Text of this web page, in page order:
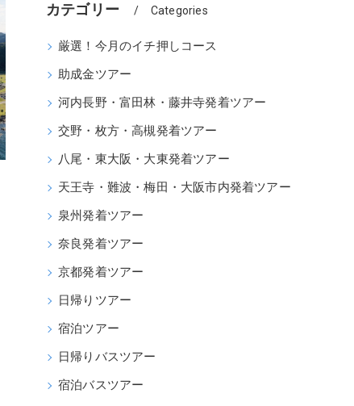
カテゴリー Categories
厳選！今月のイチ押しコース
助成金ツアー
河内長野・富田林・藤井寺発着ツアー
交野・枚方・高槻発着ツアー
八尾・東大阪・大東発着ツアー
天王寺・難波・梅田・大阪市内発着ツアー
泉州発着ツアー
奈良発着ツアー
京都発着ツアー
日帰りツアー
宿泊ツアー
日帰りバスツアー
宿泊バスツアー